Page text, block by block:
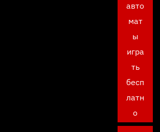
авто
мат
ы
игра
ть
бесп
латн
о